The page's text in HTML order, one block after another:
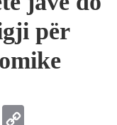
për